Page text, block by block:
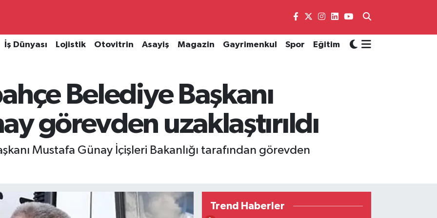
İş Dünyası Lojistik Otovitrin Asayiş Magazin Gayrimenkul Spor Eğitim
Belediye Başkanı
görevden uzaklaştırıldı
Mustafa Günay İçişleri Bakanlığı tarafından görevden
Trend Haberler